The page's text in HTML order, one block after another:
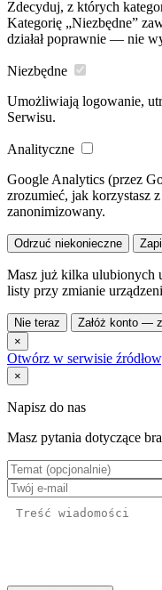
Zdecyduj, z których
Kategorię „Niezbędne”
działał poprawnie — nie
Niezbędne
Umożliwiają logowanie,
Serwisu.
Analityczne
Google Analytics (przez
zrozumieć, jak korzystasz
zanonimizowany.
Odrzuć niekonieczne
Masz już kilka ulubionych
listy przy zmianie
Nie teraz
Załóż konto —
×
Otwórz w serwisie
×
Napisz do nas
Masz pytania dotyczące